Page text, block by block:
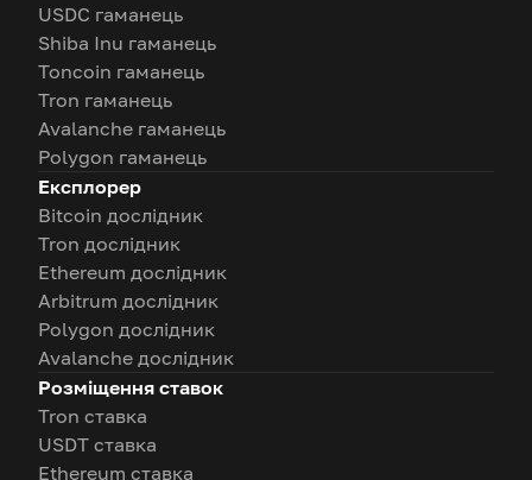
USDC гаманець
Shiba Inu гаманець
Toncoin гаманець
Tron гаманець
Avalanche гаманець
Polygon гаманець
Експлорер
Bitcoin дослідник
Tron дослідник
Ethereum дослідник
Arbitrum дослідник
Polygon дослідник
Avalanche дослідник
Розміщення ставок
Tron ставка
USDT ставка
Ethereum ставка